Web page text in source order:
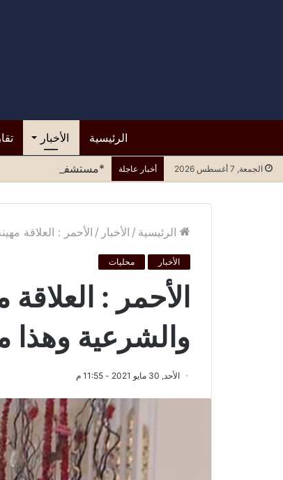
الرئيسية الأخبار
الجمعة, 7 أغسطس 2026 أخبار عاجلة *مستشفى الرازي..
الرئيسية / الأخبار / الأحمر : العلاقة
الأخبار محليات
الأحمر :
والشرعية وهذا
الأحد, 30 مايو 2021 - 11:55 م